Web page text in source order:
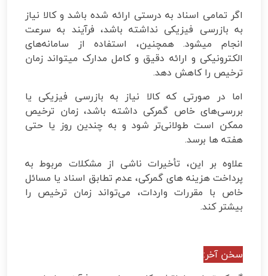
اگر تمامی اسناد به‌ درستی ارائه شده باشد و کالا نیاز
به بازرسی فیزیکی نداشته باشد، فرآیند به سرعت
انجام میشود. همچنین، استفاده از سامانه‌های
الکترونیکی و ارائه دقیق و کامل مدارک میتواند زمان
ترخیص را کاهش دهد.
اما در صورتی که کالا نیاز به بازرسی فیزیکی یا
بررسی‌های خاص گمرکی داشته باشد، زمان ترخیص
ممکن است طولانی‌تر شود و به چندین روز یا حتی
هفته‌ ها برسد.
علاوه بر این، تأخیرات ناشی از مشکلات مربوط به
پرداخت هزینه‌ های گمرکی، عدم تطابق اسناد یا مسائل
خاص با مقررات واردات، می‌تواند زمان ترخیص را
بیشتر کند.
سخن آخر: